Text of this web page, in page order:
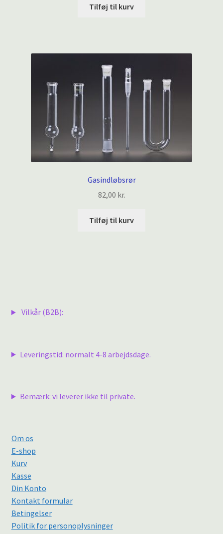
Tilføj til kurv
Gasindløbsrør
82,00 kr.
Tilføj til kurv
Vilkår (B2B):
Leveringstid: normalt 4-8 arbejdsdage.
Bemærk: vi leverer ikke til private.
Om os
E-shop
Kurv
Kasse
Din Konto
Kontakt formular
Betingelser
Politik for personoplysninger